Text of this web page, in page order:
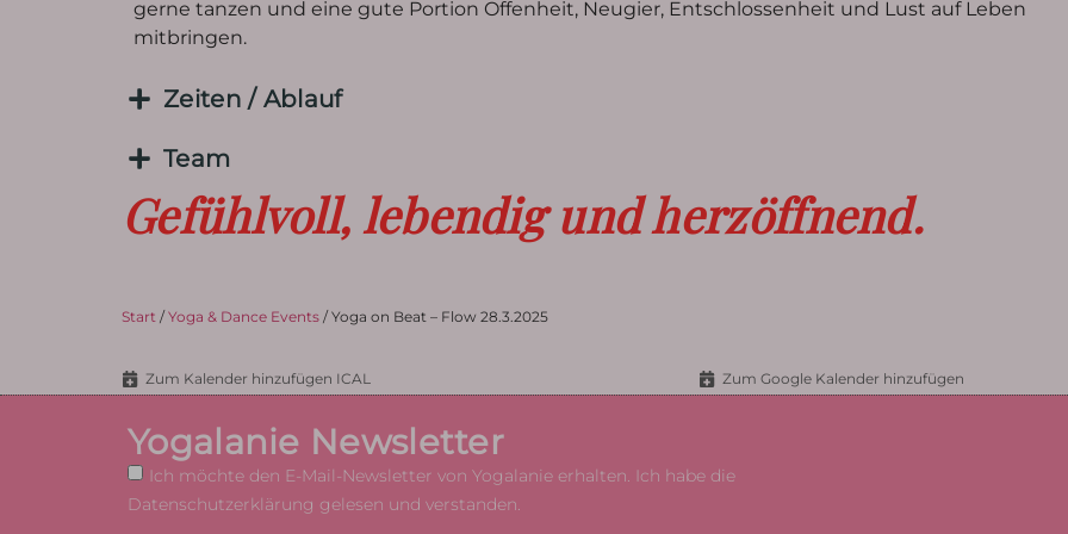
gerne tanzen und eine gute Portion Offenheit, Neugier, Entschlossenheit und Lust auf Leben
mitbringen.
Zeiten / Ablauf
Team
Gefühlvoll, lebendig und herzöffnend.
Start /Yoga & Dance Events / Yoga on Beat – Flow 28.3.2025
Zum Kalender hinzufügen ICAL Zum Google Kalender hinzufügen
Yogalanie Newsletter
Ich möchte den E-Mail-Newsletter von Yogalanie erhalten. Ich habe die
Datenschutzerklärung gelesen und verstanden.